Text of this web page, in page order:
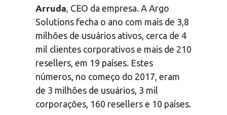
Arruda, CEO da empresa. A Argo
Solutions fecha o ano com mais de 3,8
milhões de usuários ativos, cerca de 4
mil clientes corporativos e mais de 210
resellers, em 19 países. Estes
números, no começo do 2017, eram
de 3 milhões de usuários, 3 mil
corporações, 160 resellers e 10 países.